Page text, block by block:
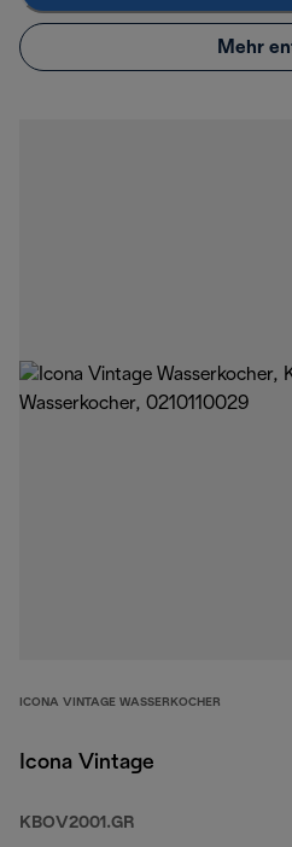
Mehr
ICONA VINTAGE WASSERKOCHER
Icona Vintage
KBOV2001.GR